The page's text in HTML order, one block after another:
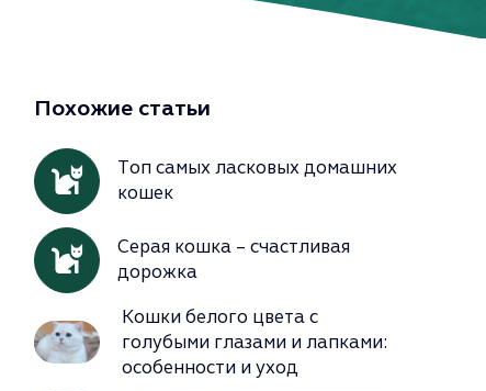
Похожие статьи
Топ самых ласковых домашних
кошек
Серая кошка – счастливая
дорожка
Кошки белого цвета с
голубыми глазами и лапками:
особенности и уход